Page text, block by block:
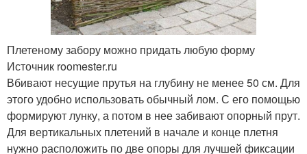
Плетеному забору можно придать любую форму
Источник roomester.ru
Вбивают несущие прутья на глубину не менее 50 см. Для
этого удобно использовать обычный лом. С его помощью
формируют лунку, а потом в нее забивают опорный прут.
Для вертикальных плетений в начале и конце плетня
нужно расположить по две опоры для лучшей фиксации